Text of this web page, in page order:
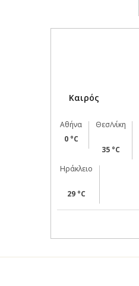
Καιρός
Αθήνα
0 °C
Θεσ/νίκη
35 °C
Ηράκλειο
29 °C